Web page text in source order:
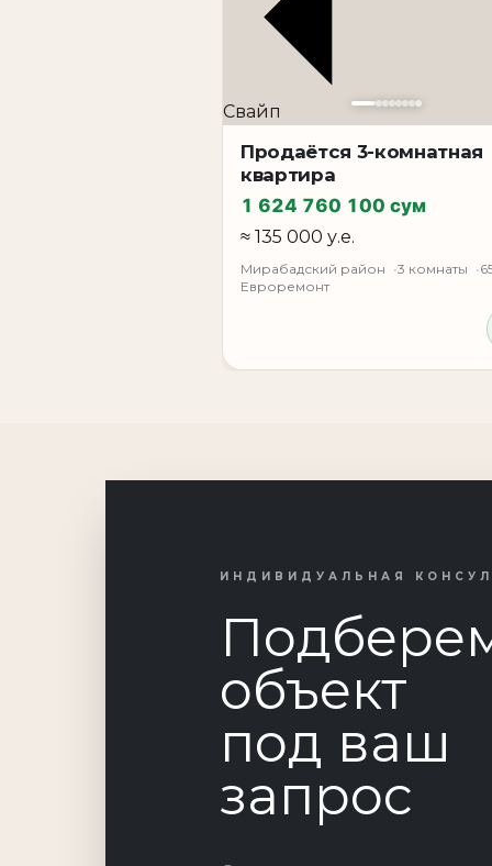
Свайп
Продаётся 3-комнатная
квартира
1 624 760 100 сум
≈ 135 000 у.е.
Мирабадский район 3 комнаты
Евроремонт
ИНДИВИДУАЛЬНАЯ
объект
под ваш
запрос